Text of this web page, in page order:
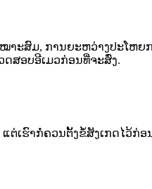
າະ​ສົມ,​ ການຍະຫວ່າງ​ປະ​ໂຫ
ສອບອີເມວ​ກ່ອນທີ່ຈະ​ສົ່ງ​.
ຕ່​ເຮົາ​ກໍ່​ຄວນ​ຕັ້ງ​ຂໍ້​ສັງເກດໄວ້